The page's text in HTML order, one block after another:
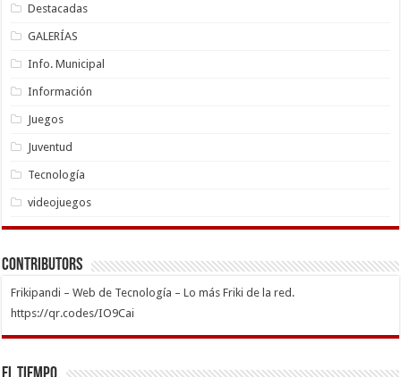
Destacadas
GALERÍAS
Info. Municipal
Información
Juegos
Juventud
Tecnología
videojuegos
Contributors
Frikipandi – Web de Tecnología – Lo más Friki de la red.
https://qr.codes/IO9Cai